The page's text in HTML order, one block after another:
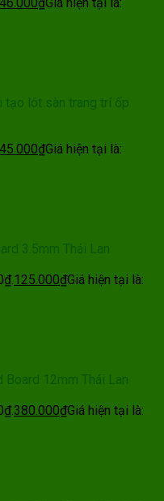
tạo lót sàn trang trí ốp
45.000₫Giá hiện tại là:
3.5mm Thái Lan
125.000₫Giá hiện tại là:
Board 12mm Thái Lan
380.000₫Giá hiện tại là: